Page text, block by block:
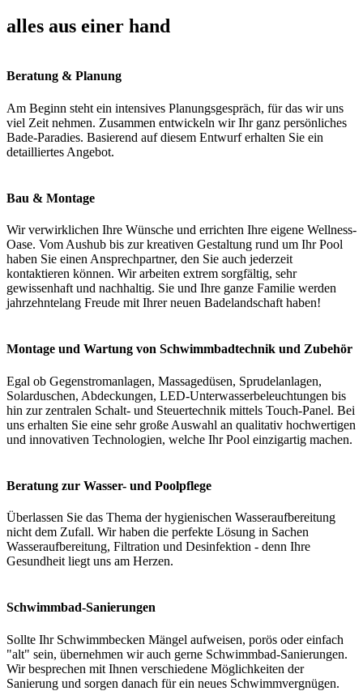
alles aus einer hand
Beratung & Planung
Am Beginn steht ein intensives Planungsgespräch, für das wir uns
viel Zeit nehmen. Zusammen entwickeln wir Ihr ganz persönliches
Bade-Paradies. Basierend auf diesem Entwurf erhalten Sie ein
detailliertes Angebot.
Bau & Montage
Wir verwirklichen Ihre Wünsche und errichten Ihre eigene Wellness-
Oase. Vom Aushub bis zur kreativen Gestaltung rund um Ihr Pool
haben Sie einen Ansprechpartner, den Sie auch jederzeit
kontaktieren können. Wir arbeiten extrem sorgfältig, sehr
gewissenhaft und nachhaltig. Sie und Ihre ganze Familie werden
jahrzehntelang Freude mit Ihrer neuen Badelandschaft haben!
Montage und Wartung von Schwimmbadtechnik und Zubehör
Egal ob Gegenstromanlagen, Massagedüsen, Sprudelanlagen,
Solarduschen, Abdeckungen, LED-Unterwasserbeleuchtungen bis
hin zur zentralen Schalt- und Steuertechnik mittels Touch-Panel. Bei
uns erhalten Sie eine sehr große Auswahl an qualitativ hochwertigen
und innovativen Technologien, welche Ihr Pool einzigartig machen.
Beratung zur Wasser- und Poolpflege
Überlassen Sie das Thema der hygienischen Wasseraufbereitung
nicht dem Zufall. Wir haben die perfekte Lösung in Sachen
Wasseraufbereitung, Filtration und Desinfektion - denn Ihre
Gesundheit liegt uns am Herzen.
Schwimmbad-Sanierungen
Sollte Ihr Schwimmbecken Mängel aufweisen, porös oder einfach
"alt" sein, übernehmen wir auch gerne Schwimmbad-Sanierungen.
Wir besprechen mit Ihnen verschiedene Möglichkeiten der
Sanierung und sorgen danach für ein neues Schwimmvergnügen.